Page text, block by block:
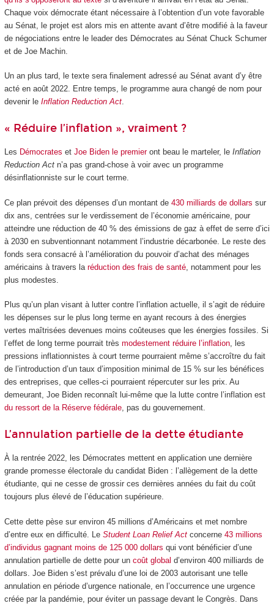
Chaque voix démocrate étant nécessaire à l’obtention d’un vote favorable
au Sénat, le projet est alors mis en attente avant d’être modifié à la faveur
de négociations entre le leader des Démocrates au Sénat Chuck Schumer
et de Joe Machin.
Un an plus tard, le texte sera finalement adressé au Sénat avant d’y être
acté en août 2022. Entre temps, le programme aura changé de nom pour
devenir le Inflation Reduction Act.
« Réduire l’inflation », vraiment ?
Les Démocrates et Joe Biden le premieront beau le marteler, le Inflation
Reduction Actn’a pas grand-chose à voir avec un programme
désinflationniste sur le court terme.
Ce plan prévoit des dépenses d’un montant de 430 milliards de dollars sur
dix ans, centrées sur le verdissement de l’économie américaine, pour
atteindre une réduction de 40 % des émissions de gaz à effet de serre d’ici
à 2030 en subventionnant notamment l’industrie décarbonée. Le reste des
fonds sera consacré à l’amélioration du pouvoir d’achat des ménages
américains à travers la réduction des frais de santé, notamment pour les
plus modestes.
Plus qu’un plan visant à lutter contre l’inflation actuelle, il s’agit de réduire
les dépenses sur le plus long terme en ayant recours à des énergies
vertes maîtrisées devenues moins coûteuses que les énergies fossiles. Si
l’effet de long terme pourrait très modestement réduire l’inflation, les
pressions inflationnistes à court terme pourraient même s’accroître du fait
de l’introduction d’un taux d’imposition minimal de 15 % sur les bénéfices
des entreprises, que celles-ci pourraient répercuter sur les prix. Au
demeurant, Joe Biden reconnaît lui-même que la lutte contre l’inflation est
du ressort de la Réserve fédérale, pas du gouvernement.
L’annulation partielle de la dette étudiante
À la rentrée 2022, les Démocrates mettent en application une dernière
grande promesse électorale du candidat Biden : l’allègement de la dette
étudiante, qui ne cesse de grossir ces dernières années du fait du coût
toujours plus élevé de l’éducation supérieure.
Cette dette pèse sur environ 45 millions d’Américains et met nombre
d’entre eux en difficulté. Le Student Loan Relief Actconcerne 43 millions
d’individus gagnant moins de 125 000 dollars qui vont bénéficier d’une
annulation partielle de dette pour un coût global d’environ 400 milliards de
dollars. Joe Biden s’est prévalu d’une loi de 2003 autorisant une telle
annulation en période d’urgence nationale, en l’occurrence une urgence
créée par la pandémie, pour éviter un passage devant le Congrès. Dans